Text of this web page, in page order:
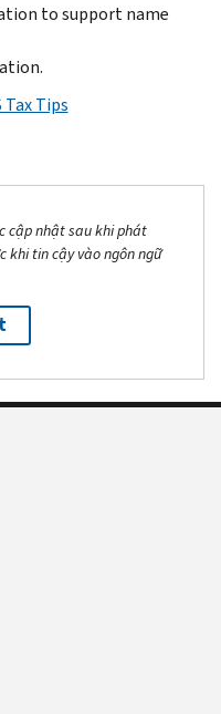
to support name
Tax Tips
cập nhật sau khi phát
khi tin cậy vào ngôn ngữ